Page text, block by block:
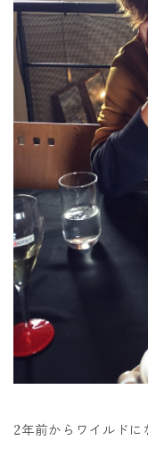
2年前からワイルドに